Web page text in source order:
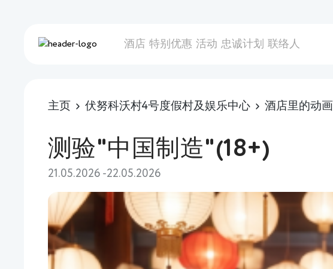
酒店 特别优惠 活动 忠诚计划 联络人
主页 伏努科沃村4号度假村及娱乐中心 酒店里的动画
测验"中国制造"(18+)
21.05.2026 -22.05.2026